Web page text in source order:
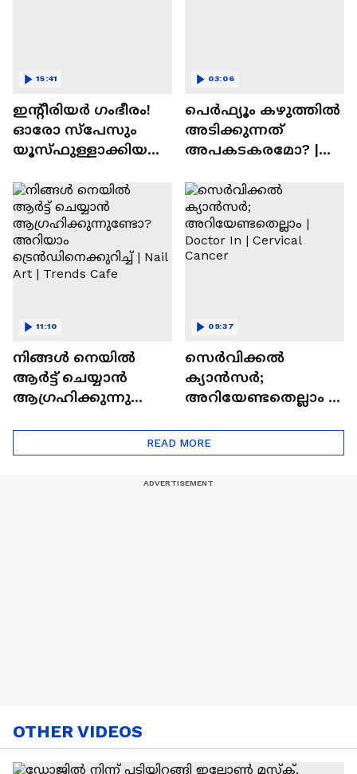
ഇന്റീരിയർ ഗംഭീരം!
ഓരോ സ്‌പേസും
യൂസ്ഫുള്ളാക്കിയ
15:41
പെർഫ്യൂം കഴുത്തിൽ
അടിക്കുന്നത്
അപകടകരമോ? |
03:06
നിങ്ങൾ നെയിൽ
ആർട്ട് ചെയ്യാൻ
ആഗ്രഹിക്കുന്നുണ്ടോ
ട്രെൻഡിനെക്കുറിച്ച് |
Nail Art | Trends Cafe
11:10
സെർവിക്കൽ
ക്യാൻസർ;
അറിയേണ്ടതെല്ലാം |
Cancer
09:37
READ MORE
OTHER VIDEOS